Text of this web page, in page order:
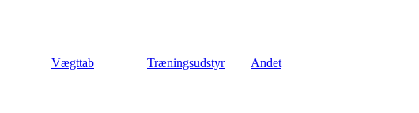
Vægttab Træningsudstyr Andet